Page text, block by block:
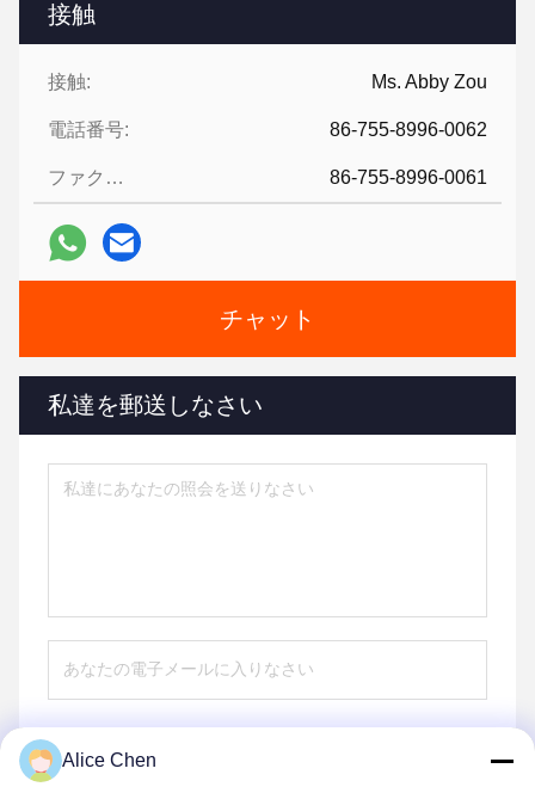
接触
接触: Ms. Abby Zou
電話番号: 86-755-8996-0062
ファクシミリ: 86-755-8996-0061
チャット
私達を郵送しなさい
Alice Chen